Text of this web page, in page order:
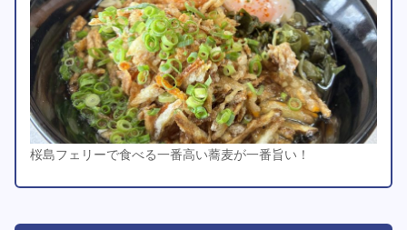
桜島フェリーで食べる一番高い蕎麦が一番旨い！